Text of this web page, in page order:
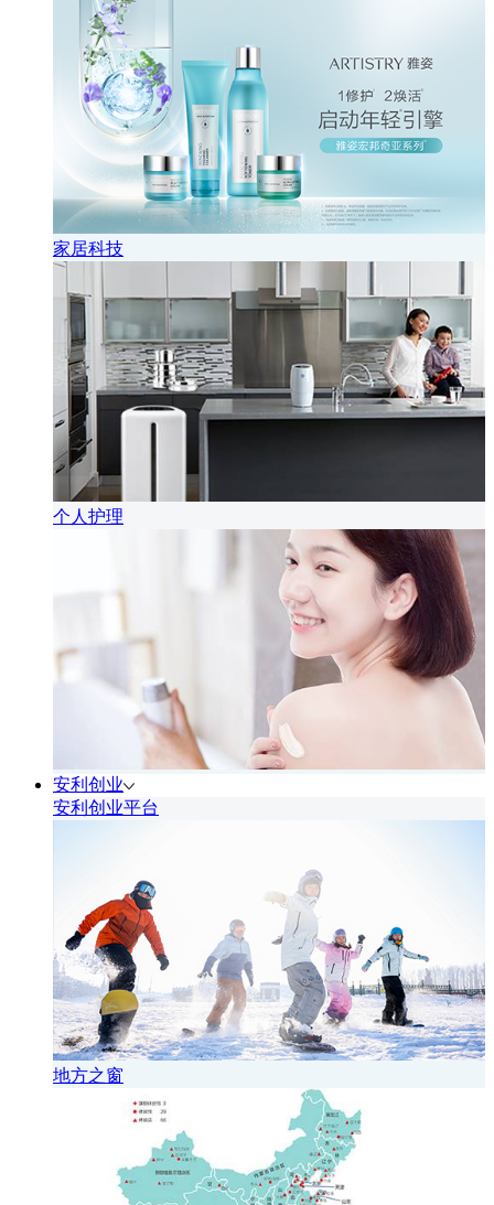
家居科技
个人护理
安利创业
安利创业平台
地方之窗